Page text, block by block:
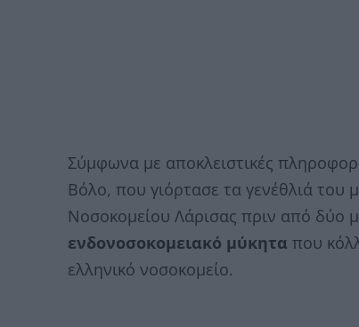
Σύμφωνα με αποκλειστικές
Βόλο, που γιόρτασε τα γενέθλιά του
Νοσοκομείου Λάρισας πριν από δύο
ενδονοσοκομειακό μύκητα που
ελληνικό νοσοκομείο.